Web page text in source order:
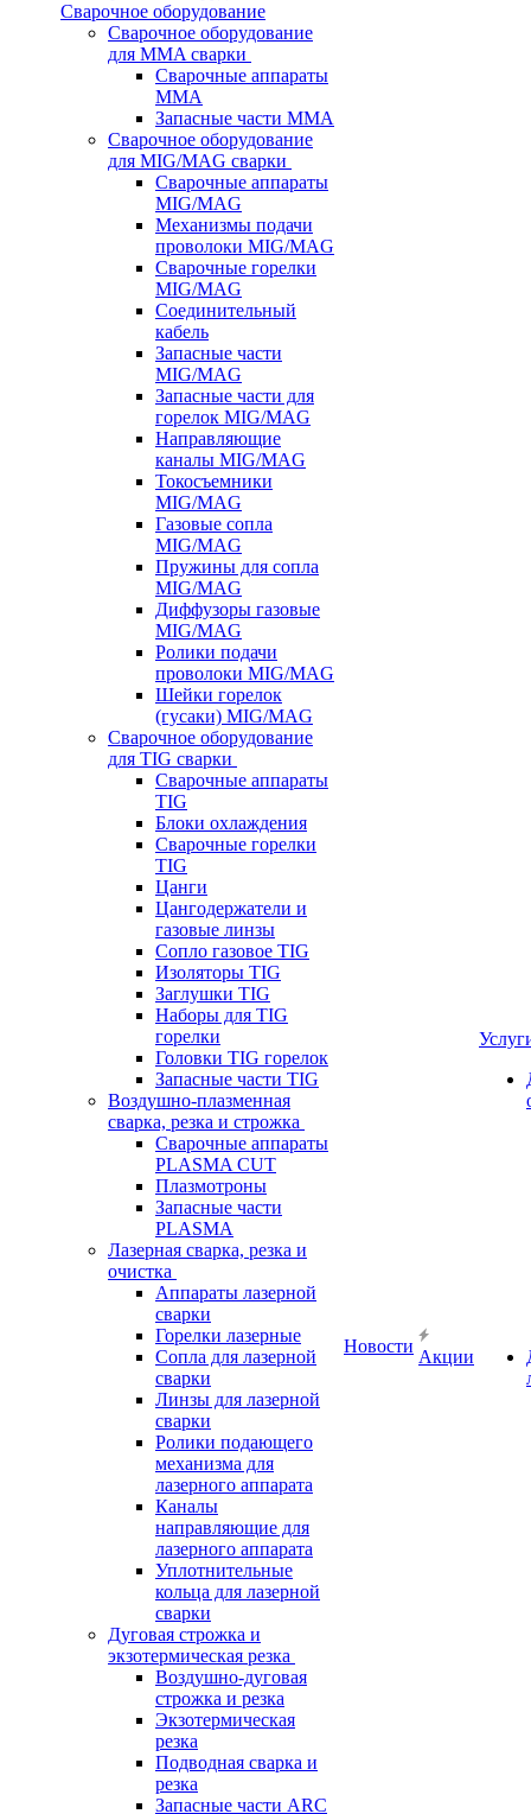
Сварочное оборудование
Сварочное оборудование
для MMA сварки
Сварочные аппараты
MMA
Запасные части MMA
Сварочное оборудование
для MIG/MAG сварки
Сварочные аппараты
MIG/MAG
Механизмы подачи
проволоки MIG/MAG
Сварочные горелки
MIG/MAG
Соединительный
кабель
Запасные части
MIG/MAG
Запасные части для
горелок MIG/MAG
Направляющие
каналы MIG/MAG
Токосъемники
MIG/MAG
Газовые сопла
MIG/MAG
Пружины для сопла
MIG/MAG
Диффузоры газовые
MIG/MAG
Ролики подачи
проволоки MIG/MAG
Шейки горелок
(гусаки) MIG/MAG
Сварочное оборудование
для TIG сварки
Сварочные аппараты
TIG
Блоки охлаждения
Сварочные горелки
TIG
Цанги
Цангодержатели и
газовые линзы
Сопло газовое TIG
Изоляторы TIG
Заглушки TIG
Наборы для TIG
горелки
Головки TIG горелок
Запасные части TIG
Воздушно-плазменная
сварка, резка и строжка
Сварочные аппараты
PLASMA CUT
Плазмотроны
Запасные части
PLASMA
Лазерная сварка, резка и
очистка
Аппараты лазерной
сварки
Горелки лазерные
Сопла для лазерной
сварки
Линзы для лазерной
сварки
Ролики подающего
механизма для
лазерного аппарата
Каналы
направляющие для
лазерного аппарата
Уплотнительные
кольца для лазерной
сварки
Дуговая строжка и
экзотермическая резка
Воздушно-дуговая
строжка и резка
Экзотермическая
резка
Подводная сварка и
резка
Запасные части ARC
Новости
Акции